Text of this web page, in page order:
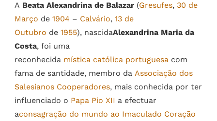
A Beata Alexandrina de Balazar (Gresufes, 30 de
Março de 1904 – Calvário, 13 de
Outubro de 1955), nascidaAlexandrina Maria da
Costa, foi uma
reconhecida mística católica portuguesa com
fama de santidade, membro da Associação dos
Salesianos Cooperadores, mais conhecida por ter
influenciado o Papa Pio XII a efectuar
aconsagração do mundo ao Imaculado Coração